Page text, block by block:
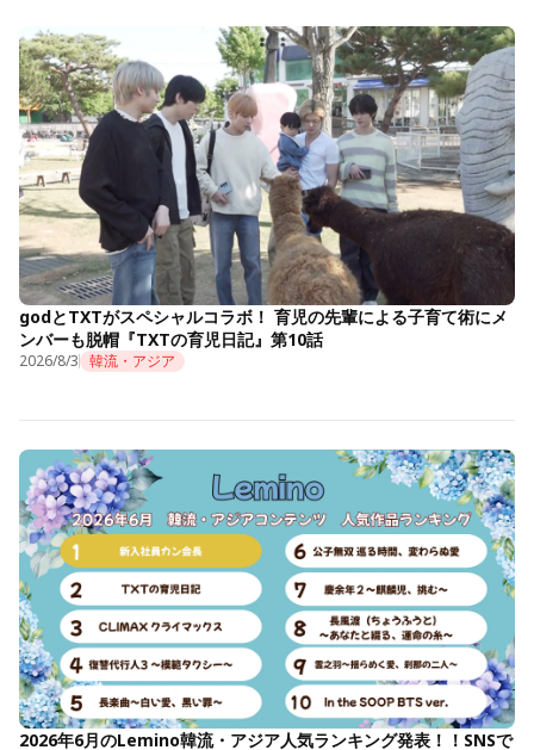
godとTXTがスペシャルコラボ！ 育児の先輩による子育て術にメ
ンバーも脱帽『TXTの育児日記』第10話
2026/8/3 韓流・アジア
2026年6月のLemino韓流・アジア人気ランキング発表！！SNSで